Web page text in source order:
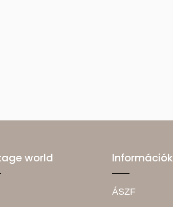
world Információk
ÁSZF